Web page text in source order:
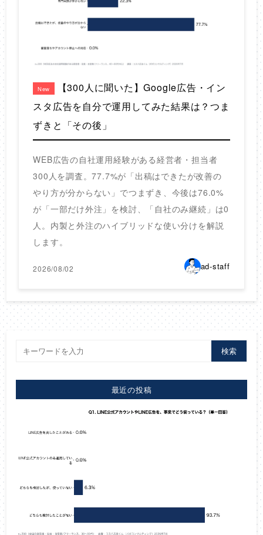
New
【300人に聞いた】Google広告・イン
スタ広告を自分で運用してみた結果は？つま
ずきと「その後」
WEB広告の自社運用経験がある経営者・担当者
300人を調査。77.7%が「出稿はできたが改善の
やり方が分からない」でつまずき、今後は76.0%
が「一部だけ外注」を検討、「自社のみ継続」は0
人。内製と外注のハイブリッドな使い分けを解説
します。
2026/08/02 ad-staff
検索
最近の投稿